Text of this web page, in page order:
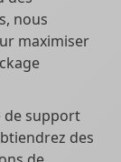
nous
maximiser
de support
des